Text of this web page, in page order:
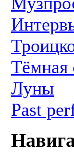
Тёмная
Луны
Past